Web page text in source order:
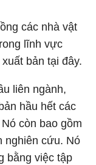
các nhà vật
lĩnh vực
bản tại đây.
liên ngành,
hầu hết các
còn bao gồm
nghiên cứu. Nó
bằng việc tập